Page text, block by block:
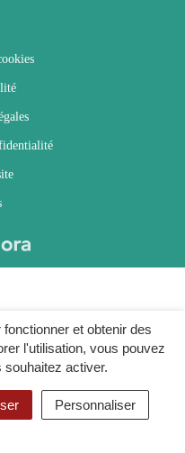
et obtenir des
l'utilisation, vous pouvez
activer.
Personnaliser